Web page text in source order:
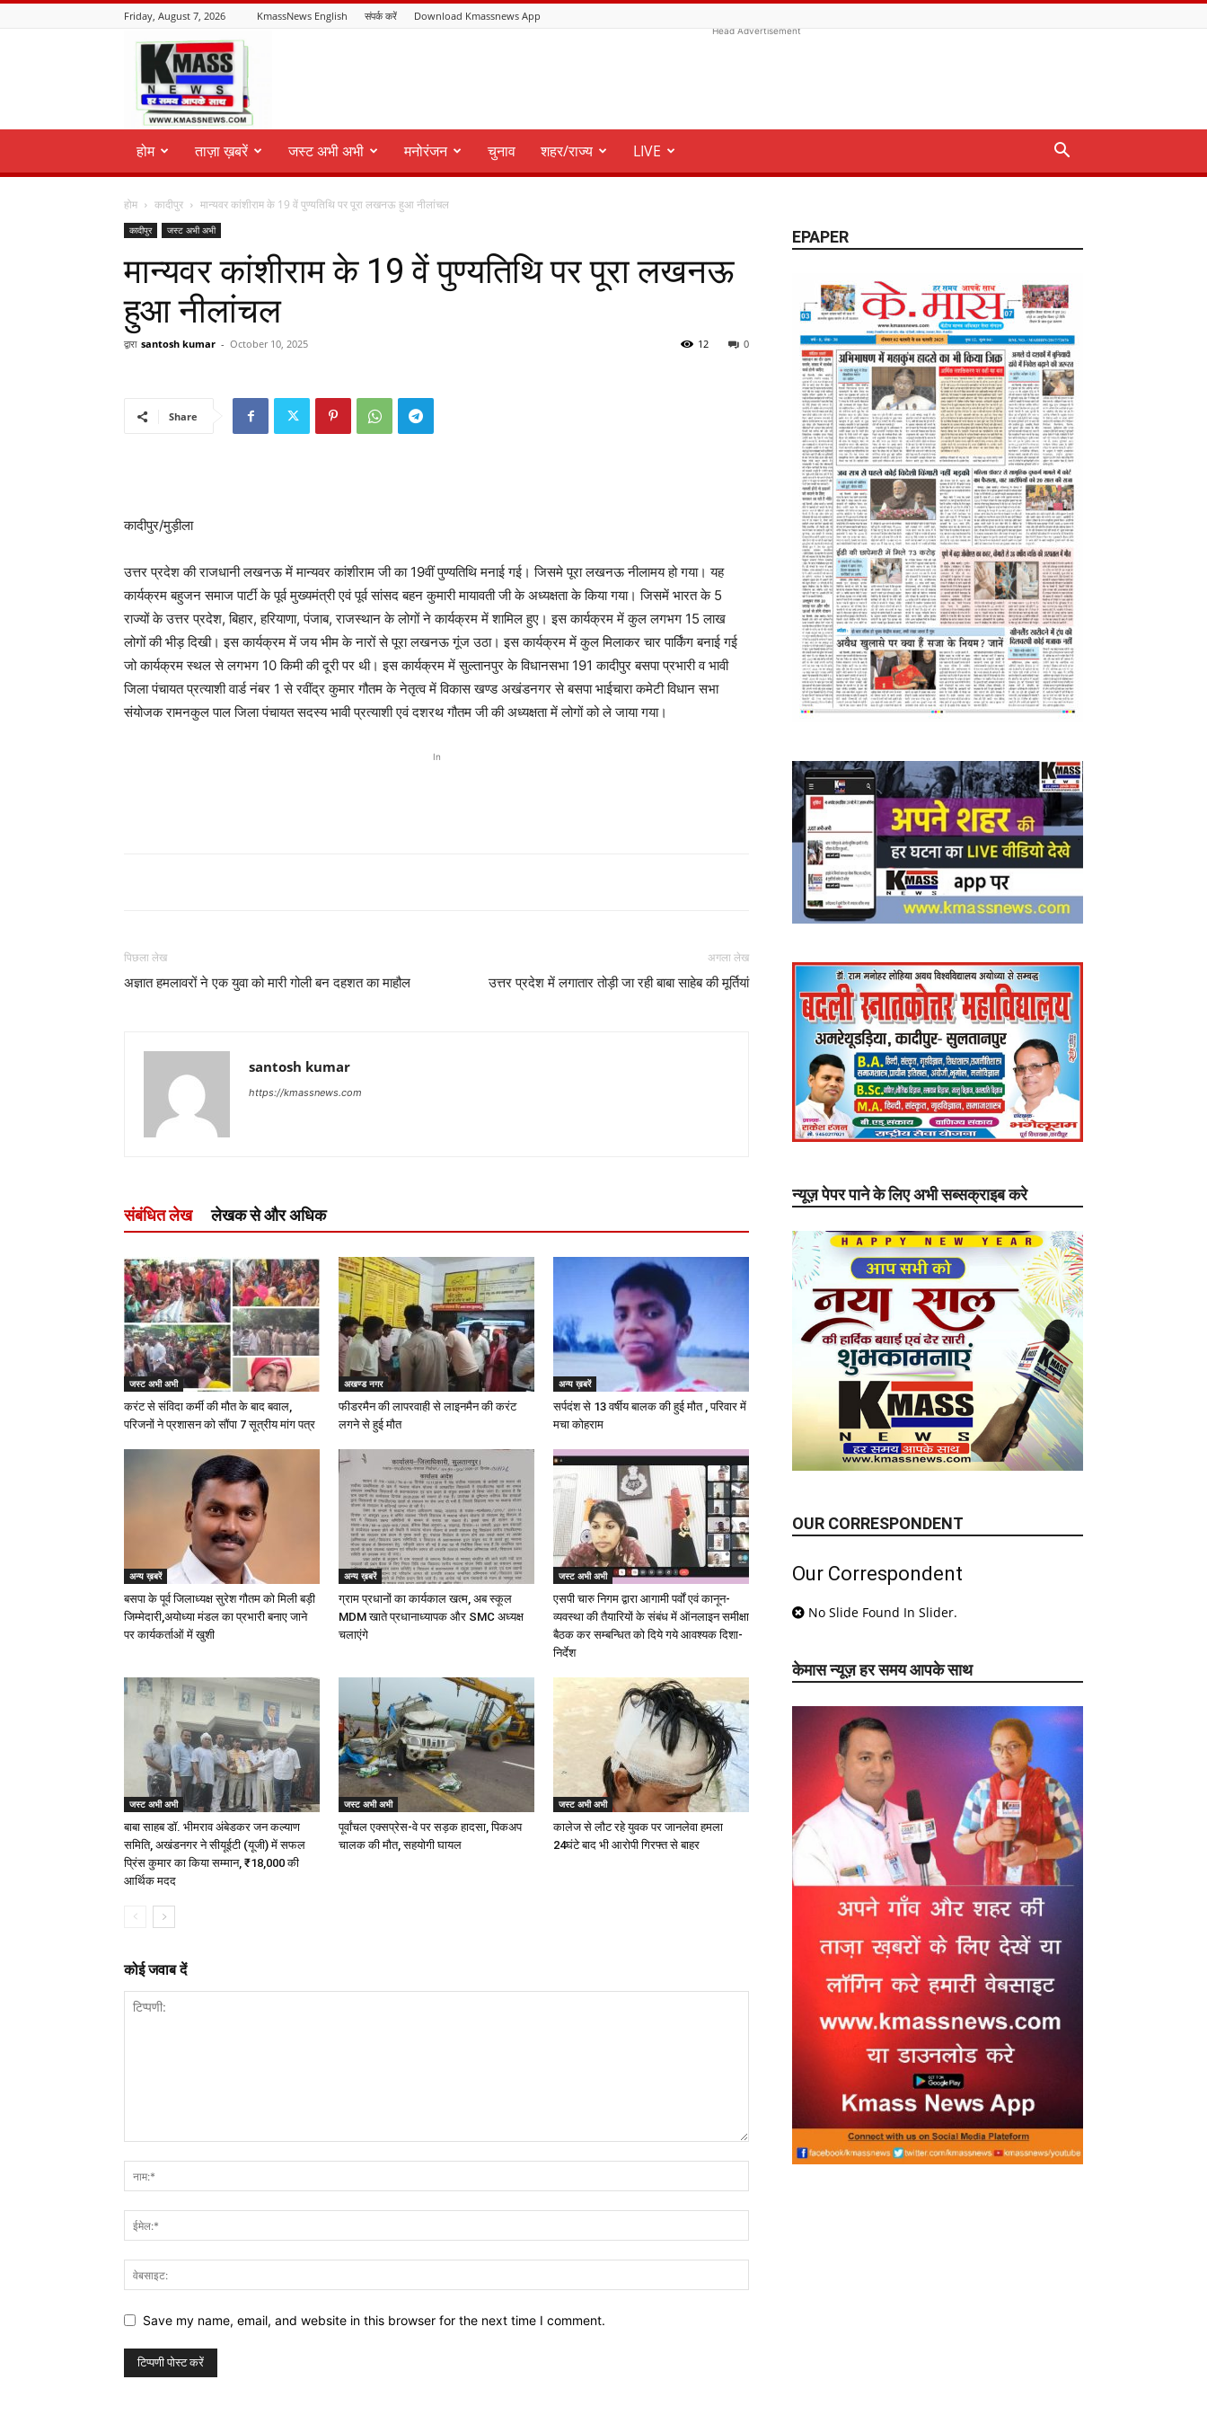
Friday, August 7, 2026 KmassNews English संपर्क करें Download Kmassnews App
KmassNews
Head Advertisement
होम ताज़ा ख़बरें जस्ट अभी अभी मनोरंजन चुनाव शहर/राज्य LIVE
होम कादीपुर मान्यवर कांशीराम के 19 वें पुण्यतिथि पर पूरा लखनऊ हुआ नीलांचल
कादीपुर जस्ट अभी अभी
मान्यवर कांशीराम के 19 वें पुण्यतिथि पर पूरा लखनऊ
हुआ नीलांचल
द्वारा santosh kumar - October 10, 2025 0
12
Share
कादीपुर/मुड़ीला
उत्तर प्रदेश की राजधानी लखनऊ में मान्यवर कांशीराम जी का 19वीं पुण्यतिथि मनाई गई। जिसमे पूरा लखनऊ नीलामय हो गया। यह
कार्यक्रम बहुजन समाज पार्टी के पूर्व मुख्यमंत्री एवं पूर्व सांसद बहन कुमारी मायावती जी के अध्यक्षता के किया गया। जिसमें भारत के 5
राज्यों के उत्तर प्रदेश, बिहार, हरियाणा, पंजाब, राजस्थान के लोगों ने कार्यक्रम में शामिल हुए। इस कार्यक्रम में कुल लगभग 15 लाख
लोगों की भीड़ दिखी। इस कार्यक्रम में जय भीम के नारों से पूरा लखनऊ गूंज उठा। इस कार्यक्रम में कुल मिलाकर चार पार्किंग बनाई गई
जो कार्यक्रम स्थल से लगभग 10 किमी की दूरी पर थी। इस कार्यक्रम में सुल्तानपुर के विधानसभा 191 कादीपुर बसपा प्रभारी व भावी
जिला पंचायत प्रत्याशी वार्ड नंबर 1 से रवींद्र कुमार गौतम के नेतृत्व में विकास खण्ड अखंडनगर से बसपा भाईचारा कमेटी विधान सभा
संयोजक रामनकुल पाल जिला पंचायत सदस्य भावी प्रत्याशी एवं दशरथ गौतम जी की अध्यक्षता में लोगों को ले जाया गया।
In
पिछला लेख
अज्ञात हमलावरों ने एक युवा को मारी गोली बन दहशत का माहौल
अगला लेख
उत्तर प्रदेश में लगातार तोड़ी जा रही बाबा साहेब की मूर्तियां
santosh kumar
https://kmassnews.com
संबंधित लेख लेखक से और अधिक
जस्ट अभी अभी
करंट से संविदा कर्मी की मौत के बाद बवाल,
परिजनों ने प्रशासन को सौंपा 7 सूत्रीय मांग पत्र
अखण्ड नगर
फीडरमैन की लापरवाही से लाइनमैन की करंट
लगने से हुई मौत
अन्य ख़बरें
सर्पदंश से 13 वर्षीय बालक की हुई मौत , परिवार में
मचा कोहराम
अन्य ख़बरें
बसपा के पूर्व जिलाध्यक्ष सुरेश गौतम को मिली बड़ी
जिम्मेदारी,अयोध्या मंडल का प्रभारी बनाए जाने
पर कार्यकर्ताओं में खुशी
अन्य ख़बरें
ग्राम प्रधानों का कार्यकाल खत्म, अब स्कूल
MDM खाते प्रधानाध्यापक और SMC अध्यक्ष
चलाएंगे
जस्ट अभी अभी
एसपी चारु निगम द्वारा आगामी पर्वों एवं कानून-
व्यवस्था की तैयारियों के संबंध में ऑनलाइन समीक्षा
बैठक कर सम्बन्धित को दिये गये आवश्यक दिशा-
निर्देश
जस्ट अभी अभी
बाबा साहब डॉ. भीमराव अंबेडकर जन कल्याण
समिति, अखंडनगर ने सीयूईटी (यूजी) में सफल
प्रिंस कुमार का किया सम्मान, ₹18,000 की
आर्थिक मदद
जस्ट अभी अभी
पूर्वांचल एक्सप्रेस-वे पर सड़क हादसा, पिकअप
चालक की मौत, सहयोगी घायल
जस्ट अभी अभी
कालेज से लौट रहे युवक पर जानलेवा हमला
24घंटे बाद भी आरोपी गिरफ्त से बाहर
कोई जवाब दें
Save my name, email, and website in this browser for the next time I comment.
EPAPER
न्यूज़ पेपर पाने के लिए अभी सब्सक्राइब करे
OUR CORRESPONDENT
Our Correspondent
No Slide Found In Slider.
केमास न्यूज़ हर समय आपके साथ